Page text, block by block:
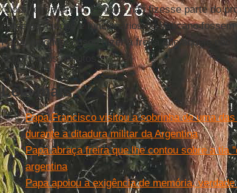
chorar em silêncio. Embora não fizesse parte do
cardeais, bispos e funcionários do Vaticano
Papa, ninguém ousou dizer à freira que aquele não
lá por vários minutos.
Leia mais
Papa Francisco visitou a sobrinha de uma
durante a ditadura militar da Argentina
Papa abraça freira que lhe contou sobre a tia
argentina
Papa apoiou a exigência de memória,